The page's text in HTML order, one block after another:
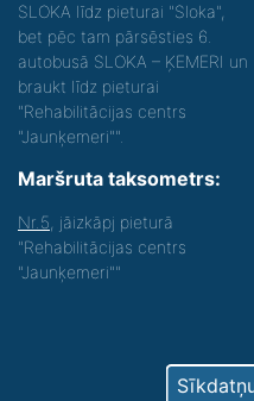
SLOKA līdz pieturai "Sloka",
bet pēc tam pārsēsties 6.
autobusā SLOKA – ĶEMERI un
braukt līdz pieturai
"Rehabilitācijas centrs
"Jaunķemeri"".
Maršruta taksometrs:
Nr.5 , jāizkāpj pieturā
"Rehabilitācijas centrs
"Jaunķemeri""